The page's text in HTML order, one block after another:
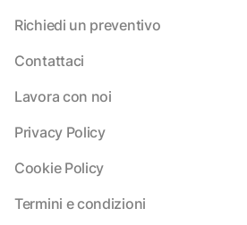
Richiedi un preventivo
Contattaci
Lavora con noi
Privacy Policy
Cookie Policy
Termini e condizioni